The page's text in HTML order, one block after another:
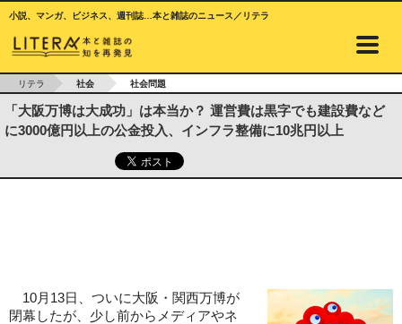
小説、マンガ、ビジネス、週刊誌…本と雑誌のニュース／リテラ
リテラ 社会 社会問題
「大阪万博は大成功」は本当か？ 運営費は黒字でも建設費など
に3000億円以上の公金投入、インフラ整備に10兆円以上
10月13日、ついに大阪・関西万博が
閉幕したが、少し前からメディアやネ